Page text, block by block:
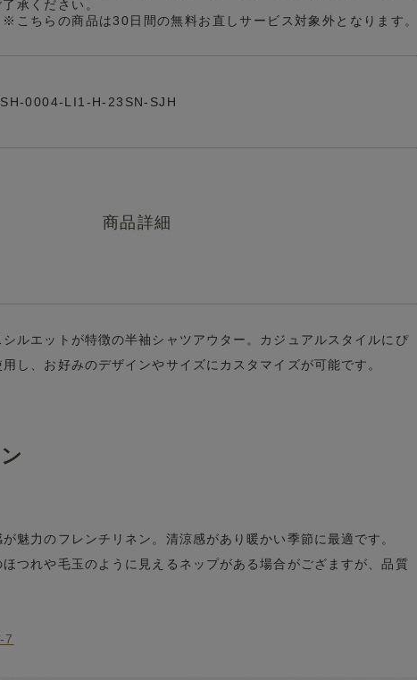
了承ください。
こちらの商品は30日間の無料お直しサービス対象外となります。
0004-LI1-H-23SN-SJH
商品詳細
ルエットが特徴の半袖シャツアウター。カジュアルスタイルにぴ
し、お好みのデザインやサイズにカスタマイズが可能です。
魅力のフレンチリネン。清涼感があり暖かい季節に最適です。
つれや毛玉のように見えるネップがある場合がござますが、品質
7